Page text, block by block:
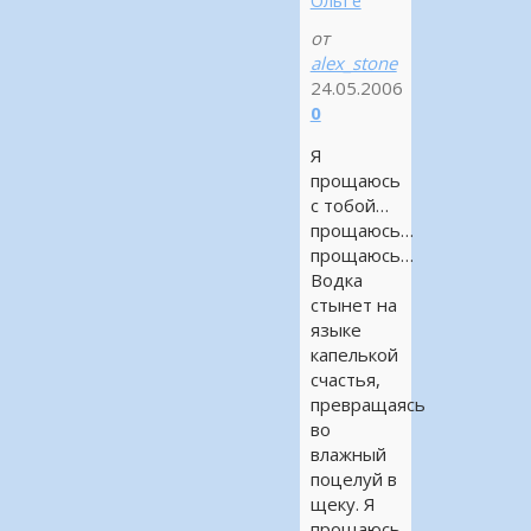
от
alex_stone
24.05.2006
0
Я
прощаюсь
с тобой…
прощаюсь…
прощаюсь…
Водка
стынет на
языке
капелькой
счастья,
превращаясь
во
влажный
поцелуй в
щеку. Я